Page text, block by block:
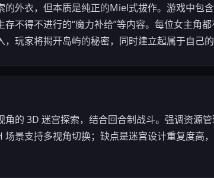
的外衣，但本质是纯正的Miel式拔作。游戏中包
不得不进行的“魔力补给”等内容。每位女主角
玩家将揭开岛屿的秘密，同时建立起属于自己的
角的 3D 迷宫探索，结合回合制战斗。强调资源
场景支持多视角切换；缺点是迷宫设计重复度高